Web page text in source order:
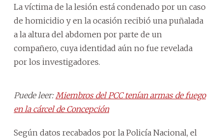
La víctima de la lesión está condenado por un caso
de homicidio y en la ocasión recibió una puñalada
a la altura del abdomen por parte de un
compañero, cuya identidad aún no fue revelada
por los investigadores.
Puede leer: Miembros del PCC tenían armas de fuego
en la cárcel de Concepción
Según datos recabados por la Policía Nacional, el